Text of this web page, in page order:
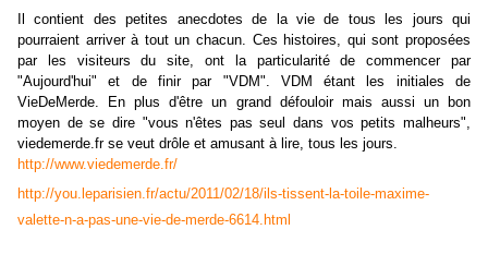
Il contient des petites anecdotes de la vie de tous les jours qui
pourraient arriver à tout un chacun. Ces histoires, qui sont proposées
par les visiteurs du site, ont la particularité de commencer par
"Aujourd'hui" et de finir par "VDM". VDM étant les initiales de
VieDeMerde. En plus d'être un grand défouloir mais aussi un bon
moyen de se dire "vous n'êtes pas seul dans vos petits malheurs",
viedemerde.fr se veut drôle et amusant à lire, tous les jours.
http://www.viedemerde.fr/
http://you.leparisien.fr/actu/2011/02/18/ils-tissent-la-toile-maxime-
valette-n-a-pas-une-vie-de-merde-6614.html